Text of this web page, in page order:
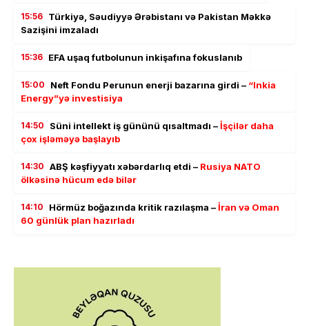
15:56 Türkiyə, Səudiyyə Ərəbistanı və Pakistan Məkkə
Sazişini imzaladı
15:36 EFA uşaq futbolunun inkişafına fokuslanıb
15:00 Neft Fondu Perunun enerji bazarına girdi – “Inkia
Energy”yə investisiya
14:50 Süni intellekt iş gününü qısaltmadı –İşçilər daha
çox işləməyə başlayıb
14:30 ABŞ kəşfiyyatı xəbərdarlıq etdi – Rusiya NATO
ölkəsinə hücum edə bilər
14:10 Hörmüz boğazında kritik razılaşma –İran və Oman
60 günlük plan hazırladı